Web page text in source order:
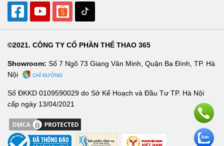
©2021. CÔNG TY CỔ PHẦN THỂ THAO 365
Showroom: Số 7 Ngõ 73 Giang Văn Minh, Quận Ba Đình, TP. Hà
Nội
CHỈ ĐƯỜNG
Số ĐKKD 0109590029 do Sở Kế Hoạch và Đầu Tư TP. Hà Nội
cấp ngày 13/04/2021